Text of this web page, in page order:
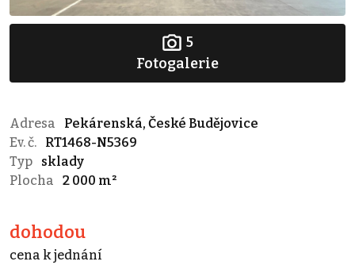
5
Fotogalerie
Adresa
Pekárenská, České Budějovice
Ev. č.
RT1468-N5369
Typ
sklady
Plocha
2 000 m²
dohodou
cena k jednání